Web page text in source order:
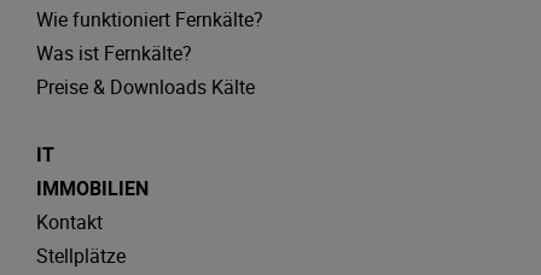
Wie funktioniert Fernkälte?
Was ist Fernkälte?
Preise & Downloads Kälte
IT
IMMOBILIEN
Kontakt
Stellplätze